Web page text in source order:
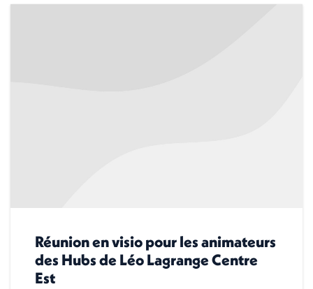
Réunion en visio pour les animateurs
des Hubs de Léo Lagrange Centre
Est